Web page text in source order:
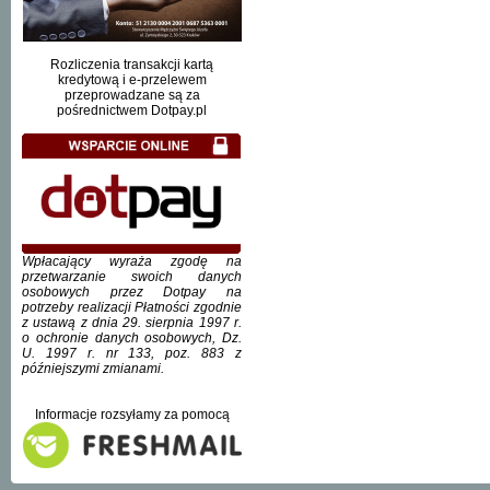
Rozliczenia transakcji kartą
kredytową i e-przelewem
przeprowadzane są za
pośrednictwem Dotpay.pl
Wpłacający wyraża zgodę na
przetwarzanie swoich danych
osobowych przez Dotpay na
potrzeby realizacji Płatności zgodnie
z ustawą z dnia 29. sierpnia 1997 r.
o ochronie danych osobowych, Dz.
U. 1997 r. nr 133, poz. 883 z
późniejszymi zmianami.
Informacje rozsyłamy za pomocą